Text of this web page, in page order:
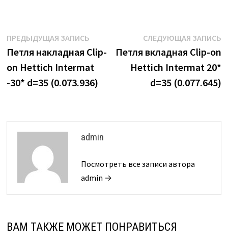
Навигация
по
записям
ПРЕДЫДУЩАЯ ЗАПИСЬПредыдущая
запись:
Петля накладная Clip-
on Hettich Intermat
-30* d=35 (0.073.936)
СЛЕДУЮЩАЯ ЗАПИСЬ
Петля вкладная Clip-on
Hettich Intermat 20*
d=35 (0.077.645)
admin
Посмотреть все записи автора
admin →
ВАМ ТАКЖЕ МОЖЕТ ПОНРАВИТЬСЯ